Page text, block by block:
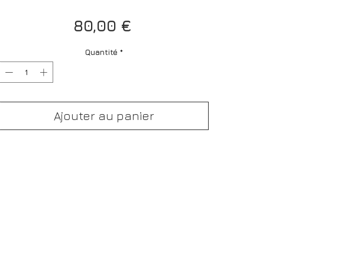
80,00 €
Quantité *
Ajouter au panier